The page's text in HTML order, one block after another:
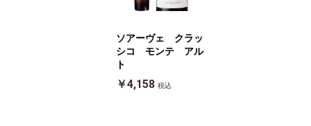
ソアーヴェ クラッ
シコ モンテ アル
ト
￥4,158 税込